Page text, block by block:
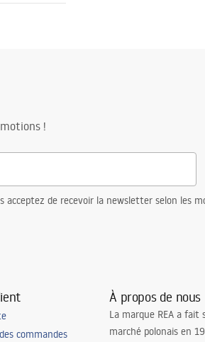
!
de recevoir la newsletter selon les
commandes
À propos de nous
La marque REA a fait
marché polonais en